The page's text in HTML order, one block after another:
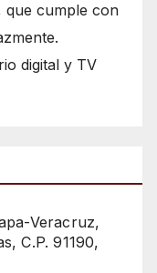
que cumple con
digital y TV
Veracruz,
C.P. 91190,